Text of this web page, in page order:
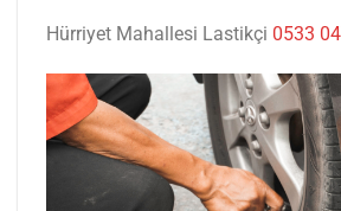
Hürriyet Mahallesi Lastikçi 0533